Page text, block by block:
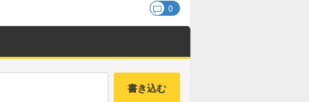
0
書き込む